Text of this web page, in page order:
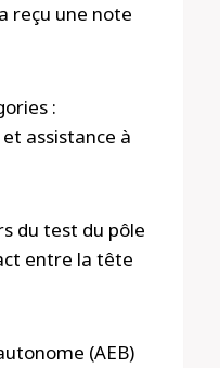
reçu une note
:
assistance à
du test du pôle
entre la tête
(AEB)